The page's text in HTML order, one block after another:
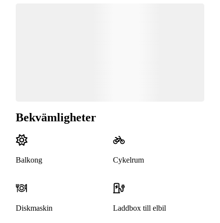
Bekvämligheter
Balkong Cykelrum
Diskmaskin Laddbox till elbil